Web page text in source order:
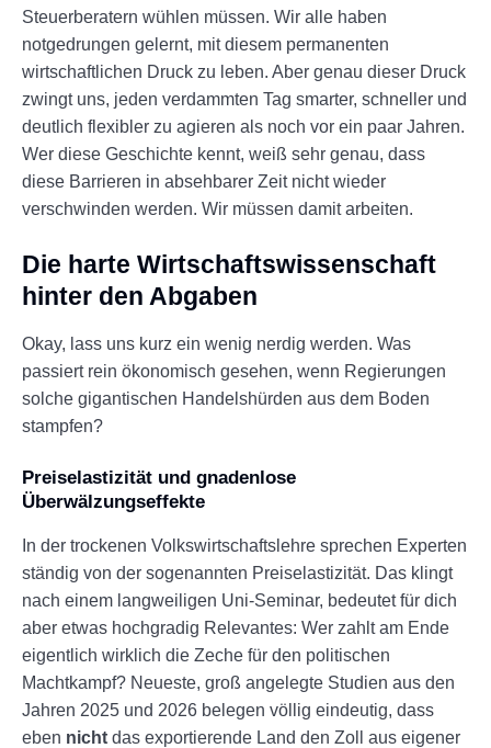
Steuerberatern wühlen müssen. Wir alle haben
notgedrungen gelernt, mit diesem permanenten
wirtschaftlichen Druck zu leben. Aber genau dieser Druck
zwingt uns, jeden verdammten Tag smarter, schneller und
deutlich flexibler zu agieren als noch vor ein paar Jahren.
Wer diese Geschichte kennt, weiß sehr genau, dass
diese Barrieren in absehbarer Zeit nicht wieder
verschwinden werden. Wir müssen damit arbeiten.
Die harte Wirtschaftswissenschaft
hinter den Abgaben
Okay, lass uns kurz ein wenig nerdig werden. Was
passiert rein ökonomisch gesehen, wenn Regierungen
solche gigantischen Handelshürden aus dem Boden
stampfen?
Preiselastizität und gnadenlose
Überwälzungseffekte
In der trockenen Volkswirtschaftslehre sprechen Experten
ständig von der sogenannten Preiselastizität. Das klingt
nach einem langweiligen Uni-Seminar, bedeutet für dich
aber etwas hochgradig Relevantes: Wer zahlt am Ende
eigentlich wirklich die Zeche für den politischen
Machtkampf? Neueste, groß angelegte Studien aus den
Jahren 2025 und 2026 belegen völlig eindeutig, dass
eben nicht das exportierende Land den Zoll aus eigener